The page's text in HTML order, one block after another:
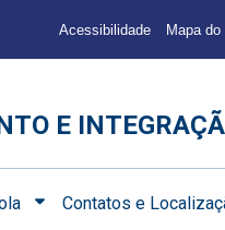
Acessibilidade Mapa do
E
Contatos e